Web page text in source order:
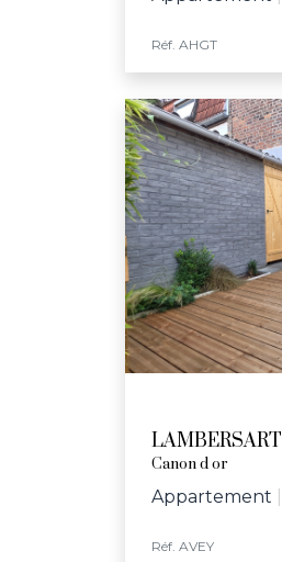
Réf. AHGT
LAMBERSART
Canon d or
Appartement
Réf. AVEY